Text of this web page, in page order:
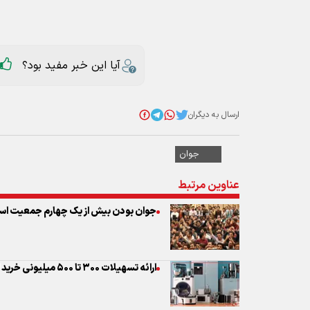
جوان بودن بیش از یک چهارم جمعیت